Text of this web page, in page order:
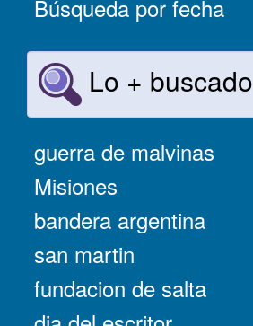
Búsqueda por fecha
Lo + buscado
guerra de malvinas
Misiones
bandera argentina
san martin
fundacion de salta